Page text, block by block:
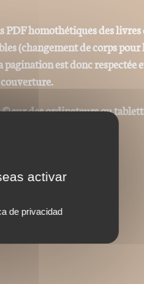
PDF homothétiques des livres
(changement de corps pour
est donc respectée
sur des ordinateurs ou
activar
de privacidad